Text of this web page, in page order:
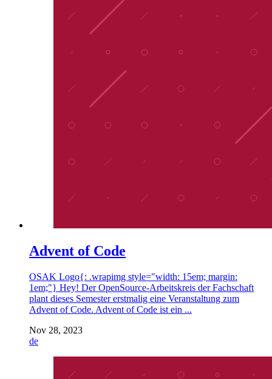
Advent of Code
OSAK Logo{: .wrapimg style="width: 15em; margin:
1em;"} Hey! Der OpenSource-Arbeitskreis der Fachschaft
plant dieses Semester erstmalig eine Veranstaltung zum
Advent of Code. Advent of Code ist ein ...
Nov 28, 2023
de